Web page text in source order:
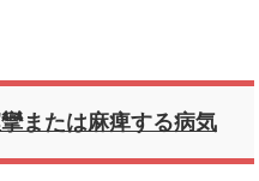
または麻痺する病気